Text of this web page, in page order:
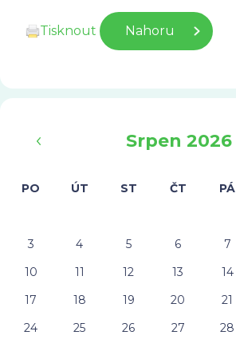
Tisknout Nahoru
Srpen 2026
PO ÚT ST ČT PÁ
3
4 5 6 7
10
11 12 13 14
17
18 19 20 21
24
25 26 27 28